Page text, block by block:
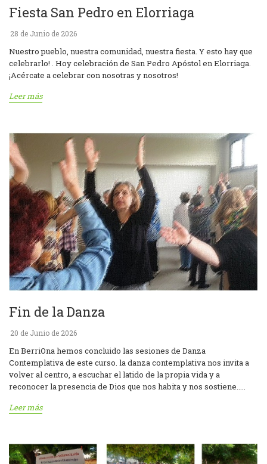
Fiesta San Pedro en Elorriaga
28 de Junio de 2026
Nuestro pueblo, nuestra comunidad, nuestra fiesta. Y esto hay que
celebrarlo! . Hoy celebración de San Pedro Apóstol en Elorriaga.
¡Acércate a celebrar con nosotras y nosotros!
Leer más
Fin de la Danza
20 de Junio de 2026
En BerriOna hemos concluido las sesiones de Danza
Contemplativa de este curso. la danza contemplativa nos invita a
volver al centro, a escuchar el latido de la propia vida y a
reconocer la presencia de Dios que nos habita y nos sostiene.....
Leer más